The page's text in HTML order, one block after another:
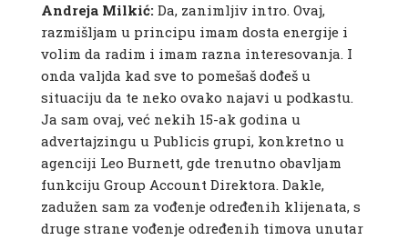
Andreja Milkić: Da, zanimljiv intro. Ovaj,
razmišljam u principu imam dosta energije i
volim da radim i imam razna interesovanja. I
onda valjda kad sve to pomešaš dođeš u
situaciju da te neko ovako najavi u podkastu.
Ja sam ovaj, već nekih 15-ak godina u
advertajzingu u Publicis grupi, konkretno u
agenciji Leo Burnett, gde trenutno obavljam
funkciju Group Account Direktora. Dakle,
zadužen sam za vođenje određenih klijenata, s
druge strane vođenje određenih timova unutar